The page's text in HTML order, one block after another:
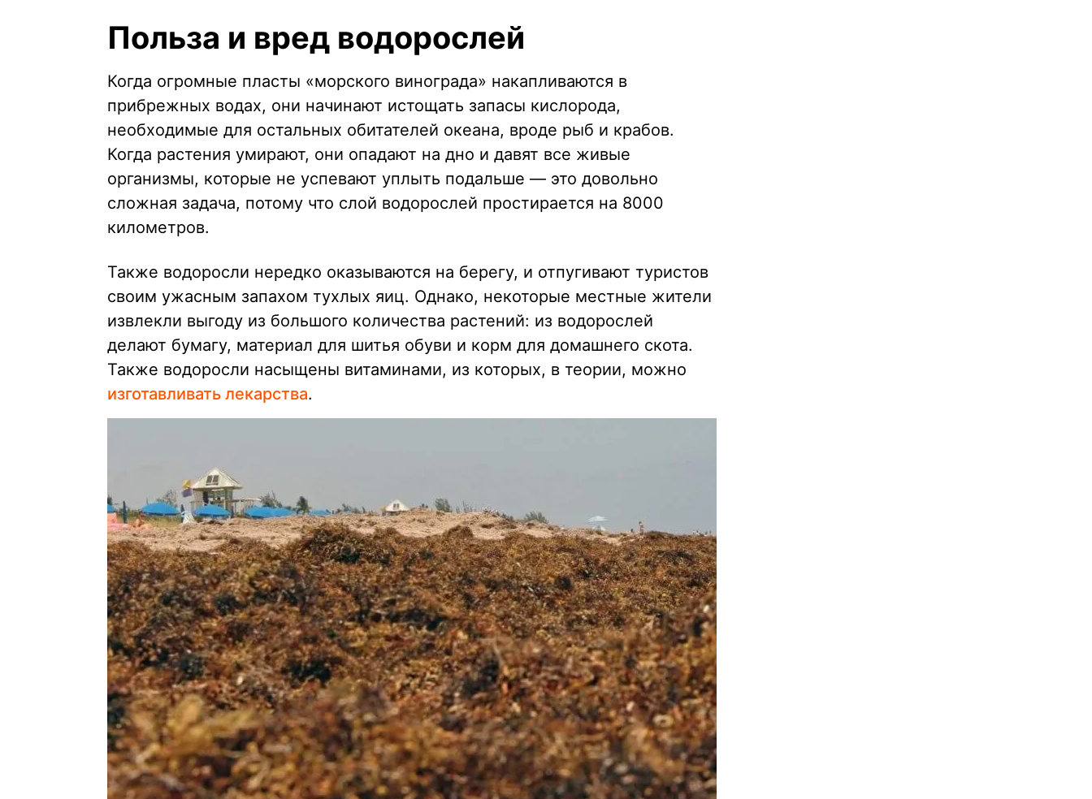
Польза и вред водорослей
Когда огромные пласты «морского винограда» накапливаются в
прибрежных водах, они начинают истощать запасы кислорода,
необходимые для остальных обитателей океана, вроде рыб и крабов.
Когда растения умирают, они опадают на дно и давят все живые
организмы, которые не успевают уплыть подальше — это довольно
сложная задача, потому что слой водорослей простирается на 8000
километров.
Также водоросли нередко оказываются на берегу, и отпугивают туристов
своим ужасным запахом тухлых яиц. Однако, некоторые местные жители
извлекли выгоду из большого количества растений: из водорослей
делают бумагу, материал для шитья обуви и корм для домашнего скота.
Также водоросли насыщены витаминами, из которых, в теории, можно
изготавливать лекарства.